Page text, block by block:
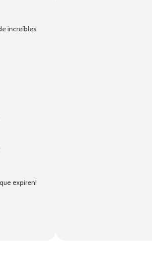
increíbles
expiren!